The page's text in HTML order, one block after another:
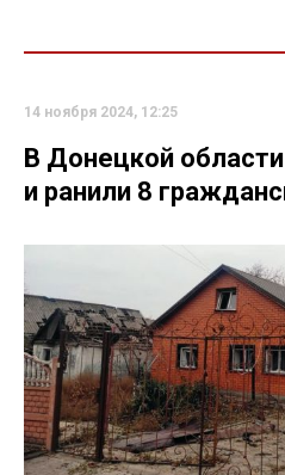
14 ноября 2024, 12:25
В Донецкой
и ранили 8